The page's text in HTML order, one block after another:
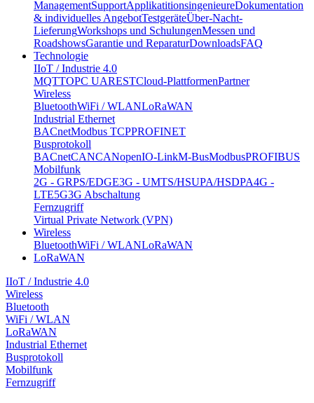
ManagementSupportApplikatitionsingenieureDokumentation
& individuelles AngebotTestgeräteÜber-Nacht-
LieferungWorkshops und SchulungenMessen und
RoadshowsGarantie und ReparaturDownloadsFAQ
Technologie
IIoT / Industrie 4.0
MQTTOPC UARESTCloud-PlattformenPartner
Wireless
BluetoothWiFi / WLANLoRaWAN
Industrial Ethernet
BACnetModbus TCPPROFINET
Busprotokoll
BACnetCANCANopenIO-LinkM-BusModbusPROFIBUS
Mobilfunk
2G - GRPS/EDGE3G - UMTS/HSUPA/HSDPA4G -
LTE5G3G Abschaltung
Fernzugriff
Virtual Private Network (VPN)
Wireless
BluetoothWiFi / WLANLoRaWAN
LoRaWAN
IIoT / Industrie 4.0
Wireless
Bluetooth
WiFi / WLAN
LoRaWAN
Industrial Ethernet
Busprotokoll
Mobilfunk
Fernzugriff